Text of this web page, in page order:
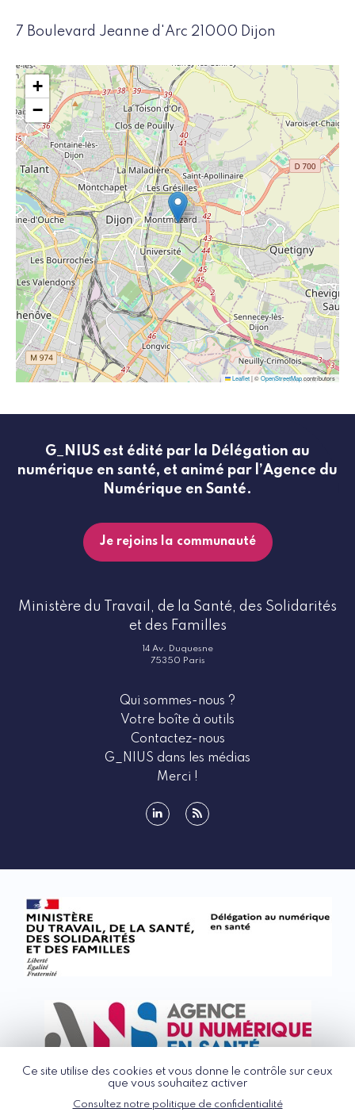
Ce site utilise des cookies et vous donne le contrôle sur ceux
que vous souhaitez activer
Consultez notre politique de confidentialité
7 Boulevard Jeanne d'Arc 21000 Dijon
+
−
Leaflet|©OpenStreetMapcontributors
G_NIUS est édité par la Délégation au
numérique en santé, et animé par l’Agence du
Numérique en Santé.
Je rejoins la communauté
Ministère du Travail, de la Santé, des Solidarités
et des Familles
14 Av. Duquesne
75350 Paris
Qui sommes-nous ?
Votre boîte à outils
Contactez-nous
G_NIUS dans les médias
Merci !
© G_NIUS 2026